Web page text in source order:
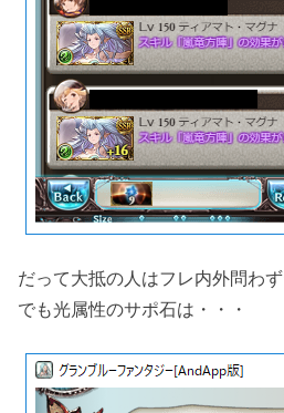
だって大抵の人はフレ内外問わ
でも光属性のサポ石は・・・